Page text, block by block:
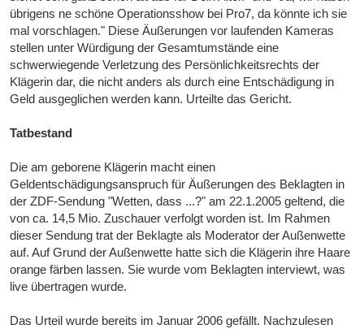
übrigens ne schöne Operationsshow bei Pro7, da könnte ich sie
mal vorschlagen." Diese Äußerungen vor laufenden Kameras
stellen unter Würdigung der Gesamtumstände eine
schwerwiegende Verletzung des Persönlichkeitsrechts der
Klägerin dar, die nicht anders als durch eine Entschädigung in
Geld ausgeglichen werden kann. Urteilte das Gericht.
Tatbestand
Die am geborene Klägerin macht einen
Geldentschädigungsanspruch für Äußerungen des Beklagten in
der ZDF-Sendung "Wetten, dass ...?" am 22.1.2005 geltend, die
von ca. 14,5 Mio. Zuschauer verfolgt worden ist. Im Rahmen
dieser Sendung trat der Beklagte als Moderator der Außenwette
auf. Auf Grund der Außenwette hatte sich die Klägerin ihre Haare
orange färben lassen. Sie wurde vom Beklagten interviewt, was
live übertragen wurde.
Das Urteil wurde bereits im Januar 2006 gefällt. Nachzulesen